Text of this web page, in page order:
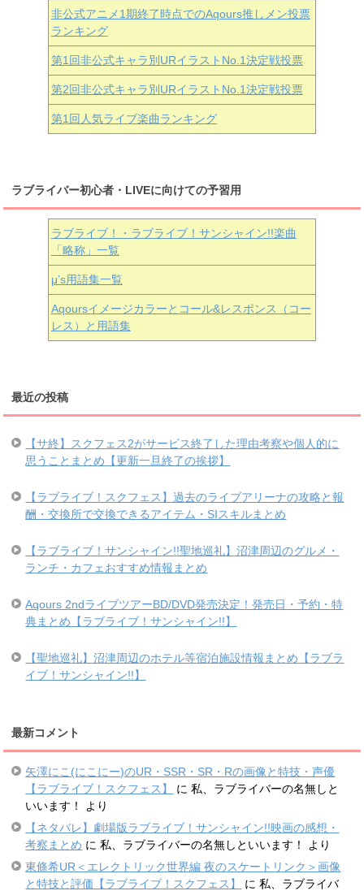
非公式アニメ1期終了時点でのAqours推しメン投票
ランキング
第1回非公式キャラ別URイラストNo.1決定戦投票
第2回非公式キャラ別URイラストNo.1決定戦投票
第1回人気ライブ楽曲ランキング
ラブライバー初心者・LIVEに向けての予習用
ラブライブ！・ラブライブ！サンシャイン!!楽曲
「略称」一覧
μ’s用語集一覧
Aqoursイメージカラーとコール&レスポンス（コー
レス）と用語集
最近の投稿
【サ終】スクフェス2がサービス終了した理由考察や個人的に
思うことまとめ【更新一旦終了の挨拶】
【ラブライブ！スクフェス】過去のライブアリーナの攻略と報
酬・交換所で交換できるアイテム・SIスキルまとめ
【ラブライブ！サンシャイン!!聖地巡礼】沼津周辺のグルメ・
ランチ・カフェおすすめ情報まとめ
Aqours 2ndライブツアーBD/DVD発売決定！発売日・予約・特
典まとめ【ラブライブ！サンシャイン!!】
【聖地巡礼】沼津周辺のホテル等宿泊施設情報まとめ【ラブラ
イブ！サンシャイン!!】
最新コメント
矢澤にこ(にこにー)のUR・SSR・SR・Rの画像と特技・声優
【ラブライブ！スクフェス】
に私、ラブライバーの名無しと
いいます！
より
【ネタバレ】劇場版ラブライブ！サンシャイン!!映画の感想・
考察まとめ に私、ラブライバーの名無しといいます！
より
東條希UR＜エレクトリック世界編 夜のスケートリンク＞画像
と特技と評価【ラブライブ！スクフェス】
に私、ラブライバ